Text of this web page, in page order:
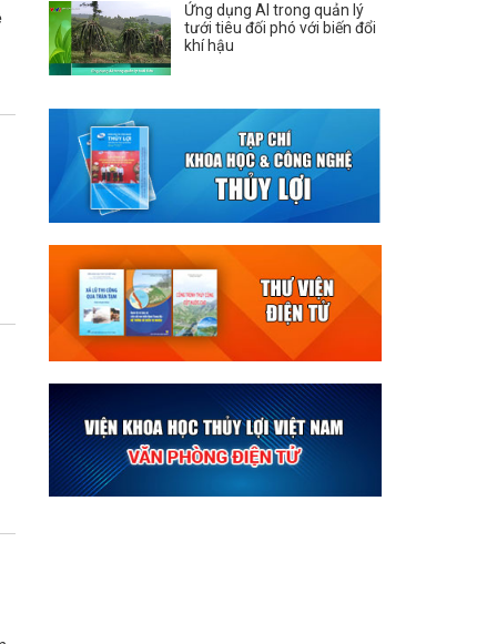
Ứng dụng AI trong quản lý
tưới tiêu đối phó với biến đổi
khí hậu